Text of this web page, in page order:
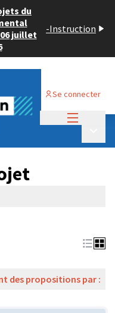
du
juillet
-Instruction
Se connecter
des propositions par :